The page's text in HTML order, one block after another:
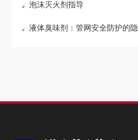
泡沫灭火剂指导
液体臭味剂：管网安全防护的隐形预警卫士